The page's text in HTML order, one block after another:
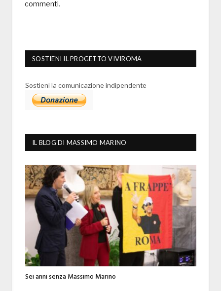
commenti.
SOSTIENI IL PROGETTO VIVIROMA
Sostieni la comunicazione indipendente
IL BLOG DI MASSIMO MARINO
Sei anni senza Massimo Marino